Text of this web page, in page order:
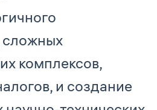
сложных
комплексов,
и создание